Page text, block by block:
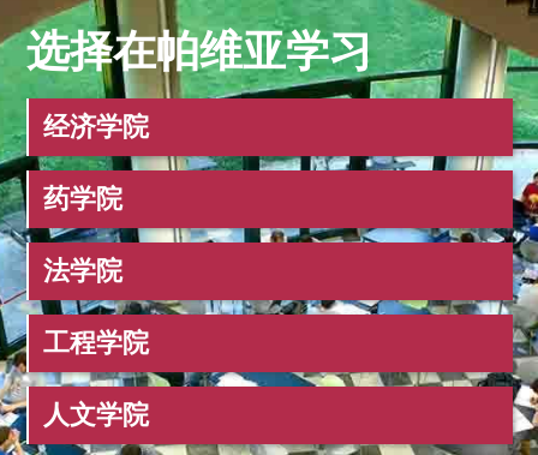
Immagine
选择在帕维亚学习
Aree disciplinari
经济学院
药学院
法学院
工程学院
人文学院